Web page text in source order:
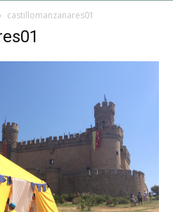
castillomanzanares01